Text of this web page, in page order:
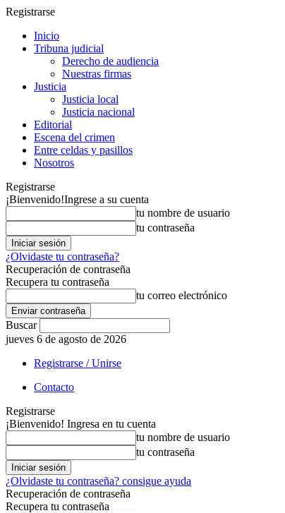
Registrarse
Inicio
Tribuna judicial
Derecho de audiencia
Nuestras firmas
Justicia
Justicia local
Justicia nacional
Editorial
Escena del crimen
Entre celdas y pasillos
Nosotros
Registrarse
¡Bienvenido!Ingrese a su cuenta
tu nombre de usuario
tu contraseña
¿Olvidaste tu contraseña?
Recuperación de contraseña
Recupera tu contraseña
tu correo electrónico
Buscar
jueves 6 de agosto de 2026
Registrarse / Unirse
Contacto
Registrarse
¡Bienvenido! Ingresa en tu cuenta
tu nombre de usuario
tu contraseña
¿Olvidaste tu contraseña? consigue ayuda
Recuperación de contraseña
Recupera tu contraseña